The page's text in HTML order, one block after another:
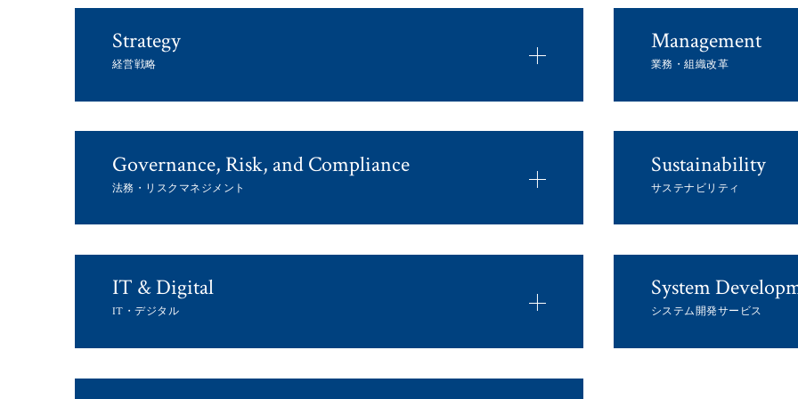
Strategy
経営戦略
Management
業務・組織改革
Governance, Risk, and Compliance
法務・リスクマネジメント
Sustainability
サステナビリティ
IT & Digital
IT・デジタル
System
システム開発サービス